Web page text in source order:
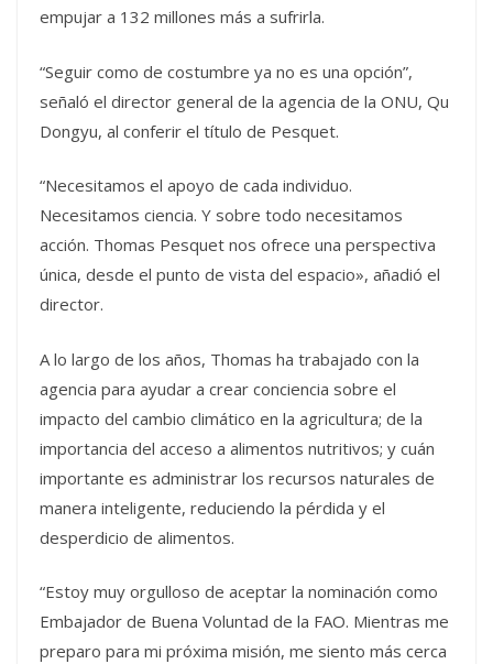
empujar a 132 millones más a sufrirla.
“Seguir como de costumbre ya no es una opción”,
señaló el director general de la agencia de la ONU, Qu
Dongyu, al conferir el título de Pesquet.
“Necesitamos el apoyo de cada individuo.
Necesitamos ciencia. Y sobre todo necesitamos
acción. Thomas Pesquet nos ofrece una perspectiva
única, desde el punto de vista del espacio», añadió el
director.
A lo largo de los años, Thomas ha trabajado con la
agencia para ayudar a crear conciencia sobre el
impacto del cambio climático en la agricultura; de la
importancia del acceso a alimentos nutritivos; y cuán
importante es administrar los recursos naturales de
manera inteligente, reduciendo la pérdida y el
desperdicio de alimentos.
“Estoy muy orgulloso de aceptar la nominación como
Embajador de Buena Voluntad de la FAO. Mientras me
preparo para mi próxima misión, me siento más cerca